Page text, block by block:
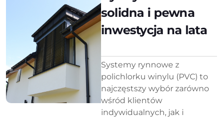
solidna i pewna
inwestycja na lata
Systemy rynnowe z
polichlorku winylu (PVC) to
najczęstszy wybór zarówno
wśród klientów
indywidualnych, jak i